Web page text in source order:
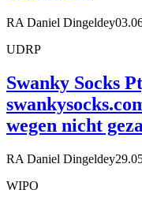
RA Daniel Dingeldey
UDRP
Swanky Socks
wegen nicht
RA Daniel Dingeldey
WIPO